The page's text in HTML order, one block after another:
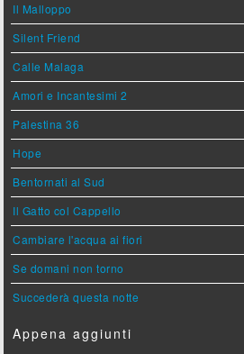
Il Malloppo
Silent Friend
Calle Malaga
Amori e Incantesimi 2
Palestina 36
Hope
Bentornati al Sud
Il Gatto col Cappello
Cambiare l'acqua ai fiori
Se domani non torno
Succederà questa notte
Appena aggiunti